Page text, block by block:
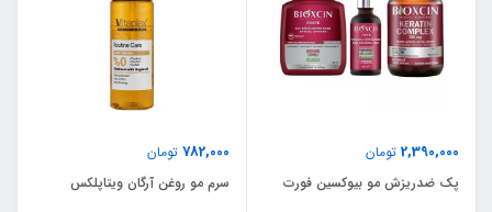
2,390,000 تومان
پک ضدریزش مو بیوکسین فورت
782,000 تومان
سرم مو روغن آرگان ویتاپلکس